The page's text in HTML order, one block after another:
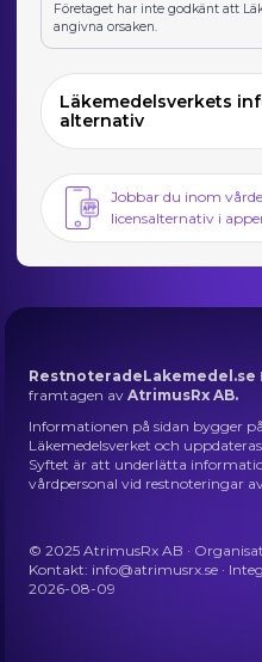
Företaget har inte godkänt att
angivna orsaken.
Läkemedelsverkets
alternativ
Jobbar du inom
licensalternativ i
RestnoteradeLakemedel.se
framtagen avAtrimusRx AB.
Informationen på sidan bygger
Läkemedelsverket och
Syftet är att underlätta
vårdpersonal vid restnoteringar
© 2025 AtrimusRx AB ·
Kontakt: info@atrimusrx.se ·
2026-08-09